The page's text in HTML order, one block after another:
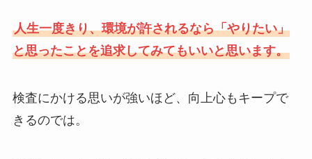
人生一度きり、環境が許されるなら「やりたい」
と思ったことを追求してみてもいいと思います。
検査にかける思いが強いほど、向上心もキープで
きるのでは。